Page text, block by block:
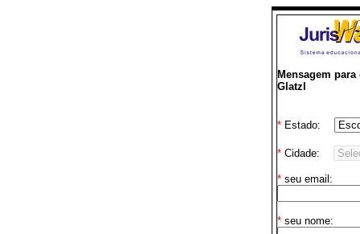
Mensagem
Glatzl
*Estado:
*Cidade:
*seu email:
*seu nome: